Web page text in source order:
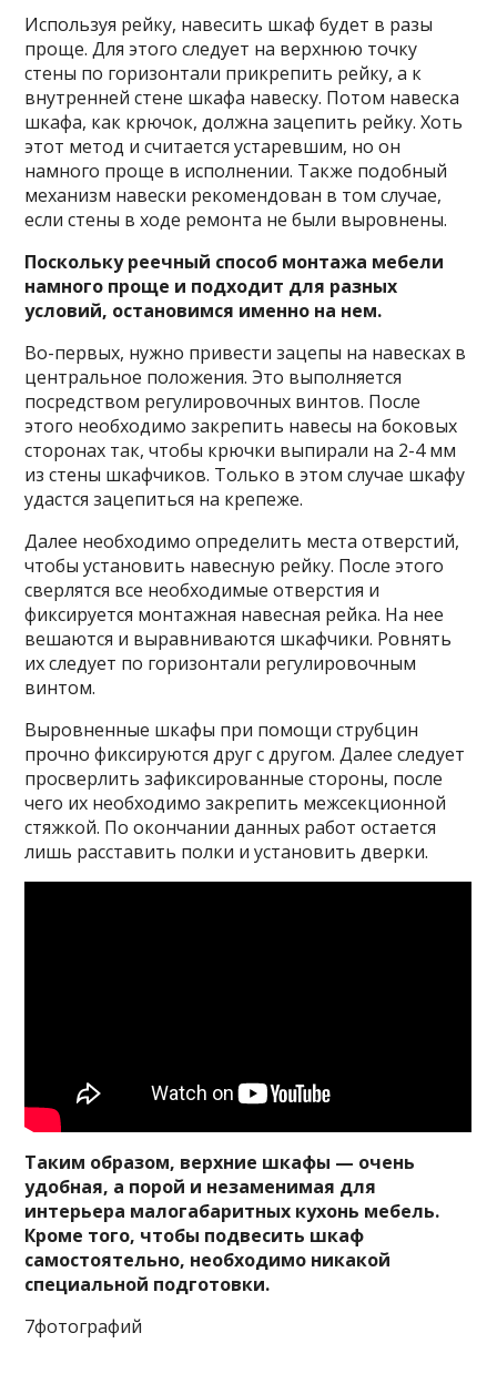
Используя рейку, навесить шкаф будет в разы
проще. Для этого следует на верхнюю точку
стены по горизонтали прикрепить рейку, а к
внутренней стене шкафа навеску. Потом навеска
шкафа, как крючок, должна зацепить рейку. Хоть
этот метод и считается устаревшим, но он
намного проще в исполнении. Также подобный
механизм навески рекомендован в том случае,
если стены в ходе ремонта не были выровнены.
Поскольку реечный способ монтажа мебели
намного проще и подходит для разных
условий, остановимся именно на нем.
Во-первых, нужно привести зацепы на навесках в
центральное положения. Это выполняется
посредством регулировочных винтов. После
этого необходимо закрепить навесы на боковых
сторонах так, чтобы крючки выпирали на 2-4 мм
из стены шкафчиков. Только в этом случае шкафу
удастся зацепиться на крепеже.
Далее необходимо определить места отверстий,
чтобы установить навесную рейку. После этого
сверлятся все необходимые отверстия и
фиксируется монтажная навесная рейка. На нее
вешаются и выравниваются шкафчики. Ровнять
их следует по горизонтали регулировочным
винтом.
Выровненные шкафы при помощи струбцин
прочно фиксируются друг с другом. Далее следует
просверлить зафиксированные стороны, после
чего их необходимо закрепить межсекционной
стяжкой. По окончании данных работ остается
лишь расставить полки и установить дверки.
Таким образом, верхние шкафы — очень
удобная, а порой и незаменимая для
интерьера малогабаритных кухонь мебель.
Кроме того, чтобы подвесить шкаф
самостоятельно, необходимо никакой
специальной подготовки.
7фотографий